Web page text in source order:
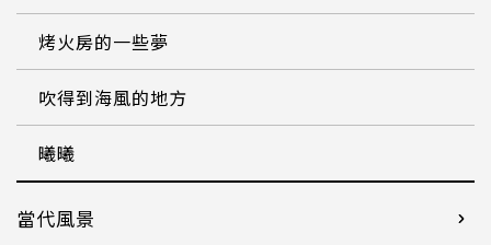
烤火房的一些夢
吹得到海風的地方
曦曦
當代風景